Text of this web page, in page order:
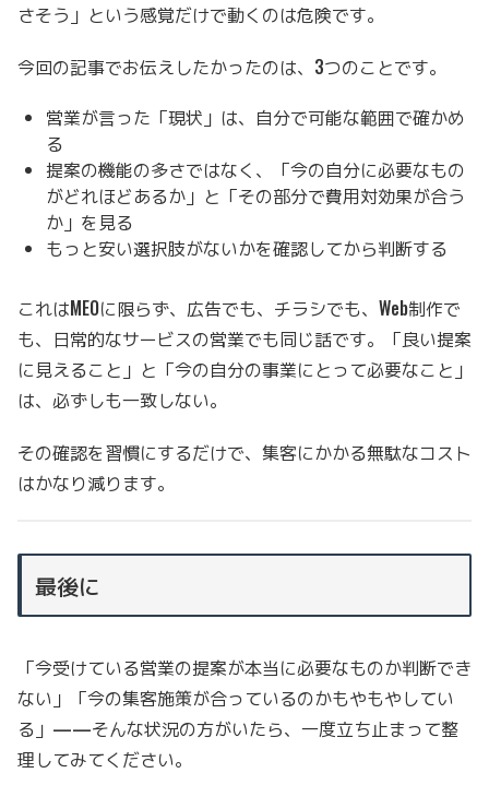
さそう」という感覚だけで動くのは危険です。
今回の記事でお伝えしたかったのは、3つのことです。
営業が言った「現状」は、自分で可能な範囲で確かめ
る
提案の機能の多さではなく、「今の自分に必要なもの
がどれほどあるか」と「その部分で費用対効果が合う
か」を見る
もっと安い選択肢がないかを確認してから判断する
これはMEOに限らず、広告でも、チラシでも、Web制作で
も、日常的なサービスの営業でも同じ話です。「良い提案
に見えること」と「今の自分の事業にとって必要なこと」
は、必ずしも一致しない。
その確認を習慣にするだけで、集客にかかる無駄なコスト
はかなり減ります。
最後に
「今受けている営業の提案が本当に必要なものか判断でき
ない」「今の集客施策が合っているのかもやもやしてい
る」——そんな状況の方がいたら、一度立ち止まって整
理してみてください。